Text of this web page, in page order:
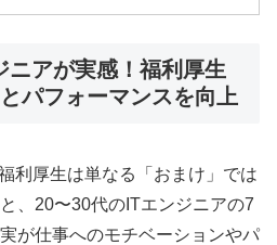
ニアが実感！福利厚生
パフォーマンスを向上
利厚生は単なる「おまけ」では
、20〜30代のITエンジニアの7
が仕事へのモチベーションやパ